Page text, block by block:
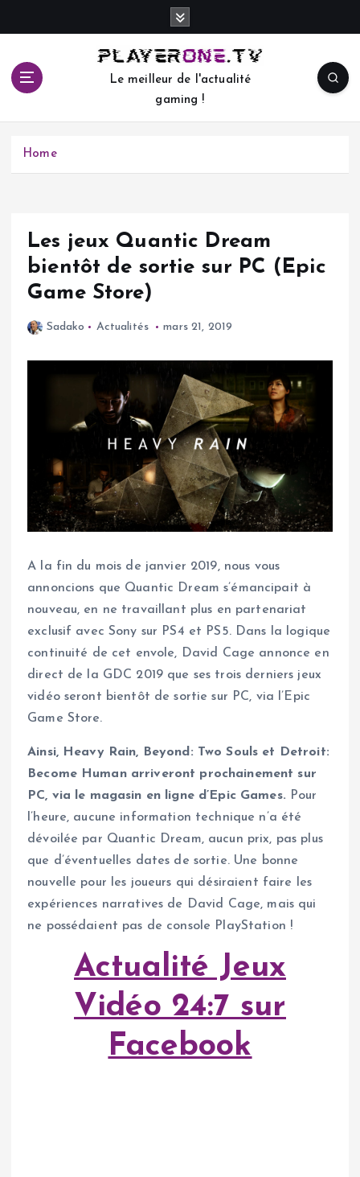
c
Le meilleur de l'actualité
gaming !
Home
Les jeux Quantic Dream
bientôt de sortie sur PC (Epic
Game Store)
Sadako Actualités mars 21, 2019
A la fin du mois de janvier 2019, nous vous
annoncions que Quantic Dream s’émancipait à
nouveau, en ne travaillant plus en partenariat
exclusif avec Sony sur PS4 et PS5. Dans la logique
continuité de cet envole, David Cage annonce en
direct de la GDC 2019 que ses trois derniers jeux
vidéo seront bientôt de sortie sur PC, via l’Epic
Game Store.
Ainsi, Heavy Rain, Beyond: Two Souls et Detroit:
Become Human arriveront prochainement sur
PC, via le magasin en ligne d’Epic Games. Pour
l’heure, aucune information technique n’a été
dévoilée par Quantic Dream, aucun prix, pas plus
que d’éventuelles dates de sortie. Une bonne
nouvelle pour les joueurs qui désiraient faire les
expériences narratives de David Cage, mais qui
ne possédaient pas de console PlayStation !
Actualité Jeux
Vidéo 24:7 sur
Facebook